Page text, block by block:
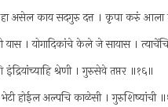
हा असेल काय सदगुरु दत्त । कृपा करुं
यास । योगादिकांचे केले जे सायास ।
श्रेणी । गुरुसेवे तप्तर ॥१६॥
होईल अल्पचि काळेसी । गुरुशिष्यांची